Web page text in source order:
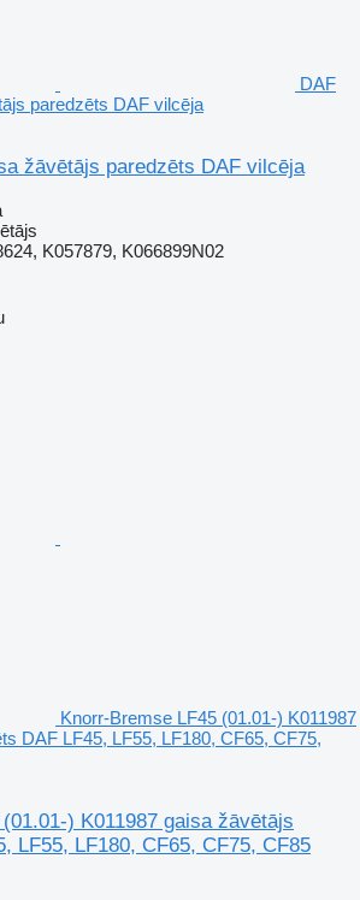
DAF
paredzēts DAF vilcēja
žāvētājs paredzēts DAF vilcēja
K057879, K066899N02
Knorr-Bremse LF45 (01.01-) K011987
DAF LF45, LF55, LF180, CF65, CF75,
) K011987 gaisa žāvētājs
LF55, LF180, CF65, CF75, CF85